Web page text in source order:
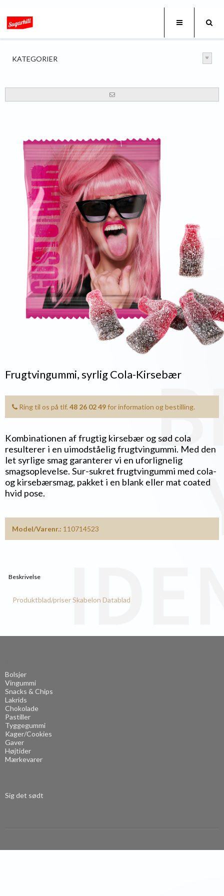
KATEGORIER
Frugtvingummi, syrlig Cola-Kirsebær
Ring til os på tlf. 48 26 02 49for information og bestilling.
Kombinationen af frugtig kirsebær og sød cola
resulterer i en uimodståelig frugtvingummi. Med den
let syrlige smag garanterer vi en uforlignelig
smagsoplevelse. Sur-sukret frugtvingummi med cola-
og kirsebærsmag, pakket i en blank eller mat coated
hvid pose.
Model/Varenr.: 110714523
Beskrivelse
Produktblad/priserSkabelon Datablad
Bolsjer
Vingummi
Snacks & Chips
Lakrids
Chokolade
Pastiller
Tyggegummi
Kager/Cookies
Gaver
Højtider
Mærkevarer
Sig det sødt